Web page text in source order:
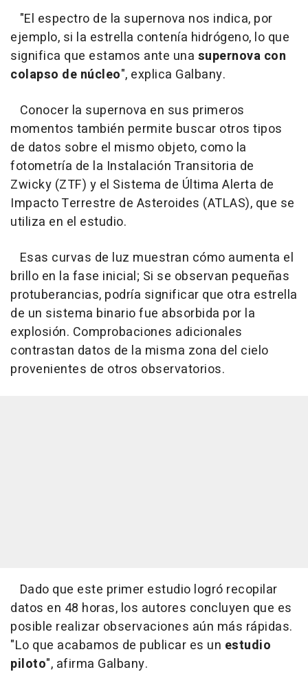
"El espectro de la supernova nos indica, por
ejemplo, si la estrella contenía hidrógeno, lo que
significa que estamos ante una supernova con
colapso de núcleo", explica Galbany.
Conocer la supernova en sus primeros
momentos también permite buscar otros tipos
de datos sobre el mismo objeto, como la
fotometría de la Instalación Transitoria de
Zwicky (ZTF) y el Sistema de Última Alerta de
Impacto Terrestre de Asteroides (ATLAS), que se
utiliza en el estudio.
Esas curvas de luz muestran cómo aumenta el
brillo en la fase inicial; Si se observan pequeñas
protuberancias, podría significar que otra estrella
de un sistema binario fue absorbida por la
explosión. Comprobaciones adicionales
contrastan datos de la misma zona del cielo
provenientes de otros observatorios.
Dado que este primer estudio logró recopilar
datos en 48 horas, los autores concluyen que es
posible realizar observaciones aún más rápidas.
"Lo que acabamos de publicar es un estudio
piloto", afirma Galbany.